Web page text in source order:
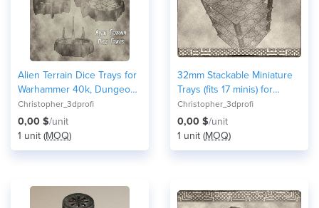
Alien Terrain Dice Trays for
Warhammer 40k, Dungeons
& Dragons or Tabletop
Games
Christopher_3dprofi
0,00 $/unit
1 unit (MOQ)
32mm Stackable Miniature
Trays (fits 17 minis) for
Dungeons & Dragons or
Warhammer 40k
Christopher_3dprofi
0,00 $/unit
1 unit (MOQ)